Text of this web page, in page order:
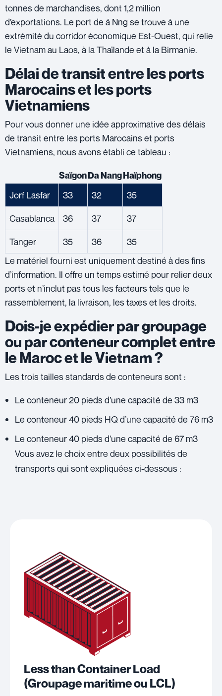
tonnes de marchandises, dont 1,2 million
d’exportations. Le port de á Nng se trouve à une
extrémité du corridor économique Est-Ouest, qui relie
le Vietnam au Laos, à la Thaïlande et à la Birmanie.
Délai de transit entre les ports
Marocains et les ports
Vietnamiens
Pour vous donner une idée approximative des délais
de transit entre les ports Marocains et ports
Vietnamiens, nous avons établi ce tableau :
SaïgonDa NangHaïphong
Jorf Lasfar 33 32 35
Casablanca 36 37 37
Tanger 35 36
35
Le matériel fourni est uniquement destiné à des fins
d’information. Il offre un temps estimé pour relier deux
ports et n’inclut pas tous les facteurs tels que le
rassemblement, la livraison, les taxes et les droits.
Dois-je expédier par groupage
ou par conteneur complet entre
le Maroc et le Vietnam ?
Les trois tailles standards de conteneurs sont :
Le conteneur 20 pieds d’une capacité de 33 m3
Le conteneur 40 pieds HQ d’une capacité de 76 m3
Le conteneur 40 pieds d’une capacité de 67 m3
Vous avez le choix entre deux possibilités de
transports qui sont expliquées ci-dessous :
Less than Container Load
(Groupage maritime ou LCL)